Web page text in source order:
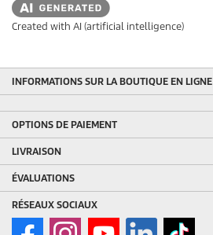
Created with AI (artificial intelligence)
INFORMATIONS SUR LA BOUTIQUE EN LIGNE
OPTIONS DE PAIEMENT
LIVRAISON
ÉVALUATIONS
RÉSEAUX SOCIAUX